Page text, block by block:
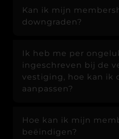
Kan ik mijn
downgraden?
Ik heb me per
ingeschreven bij de
vestiging, hoe kan ik
aanpassen?
Hoe kan ik mijn
beëindigen?